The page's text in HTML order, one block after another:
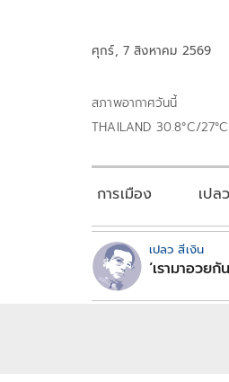
ศุกร์, 7 สิงหาคม 2569
สภาพอากาศวันนี้
THAILAND 30.8°C/27°C
การเมือง เปล
เปลว สีเงิน
‘เรามาอวยกั